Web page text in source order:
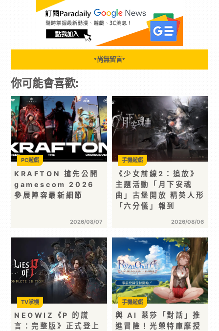
▼ 尚無留言▼
你可能會喜歡:
KRAFTON 搶先公開
gamescom 2026
參展陣容最新細節
2026/08/07
PC遊戲
《少女前線2：追放》
主題活動「月下安魂
曲」古堡開放 精英人形
「六分儀」報到
2026/08/06
手機遊戲
NEOWIZ《P 的謊
言：完整版》正式登上
TV掌機
與 AI 萊莎「對話」推
進冒險！光榮特庫摩授
手機遊戲